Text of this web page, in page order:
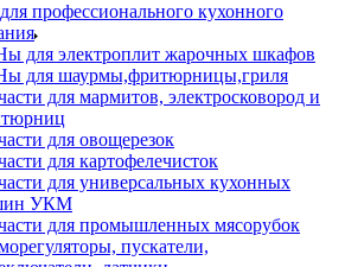
профессионального кухонного
для электроплит жарочных шкафов
для шаурмы,фритюрницы,гриля
для мармитов, электросковород и
для овощерезок
для картофелечисток
для универсальных кухонных
УКМ
для промышленных мясорубок
пускатели,